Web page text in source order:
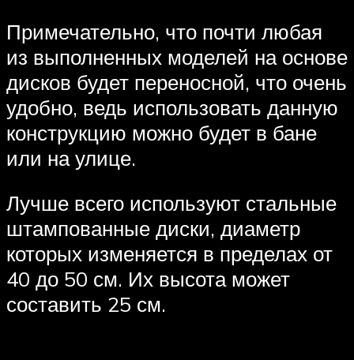
Примечательно, что почти любая
из выполненных моделей на основе
дисков будет переносной, что очень
удобно, ведь использовать данную
конструкцию можно будет в бане
или на улице.
Лучше всего используют стальные
штампованные диски, диаметр
которых изменяется в пределах от
40 до 50 см. Их высота может
составить 25 см.